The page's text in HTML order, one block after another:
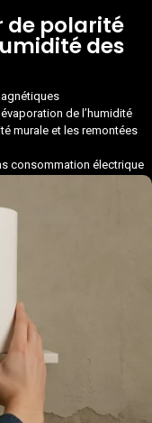
de polarité
des
de l’humidité
murale et les remontées
consommation électrique